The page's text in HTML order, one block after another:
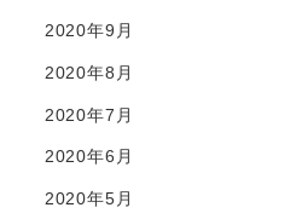
2020年9月
2020年8月
2020年7月
2020年6月
2020年5月